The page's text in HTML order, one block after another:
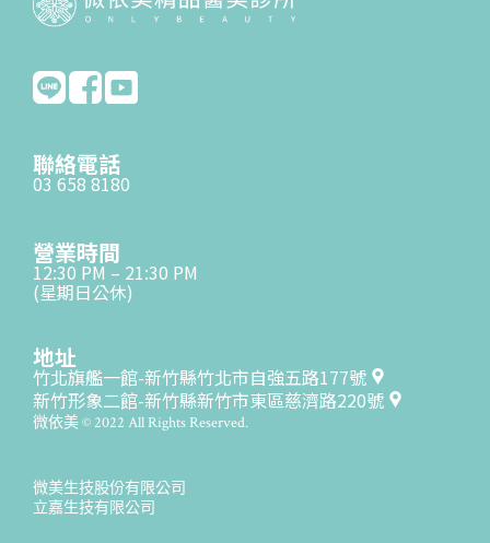
聯絡電話
03 658 8180
營業時間
12:30 PM – 21:30 PM
(星期日公休)
地址
竹北旗艦一館-新竹縣竹北市自強五路177號
新竹形象二館-新竹縣新竹市東區慈濟路220號
微依美 © 2022 All Rights Reserved.
微美生技股份有限公司
立嘉生技有限公司